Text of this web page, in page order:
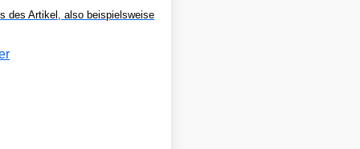
des Artikel, also beispielsweise